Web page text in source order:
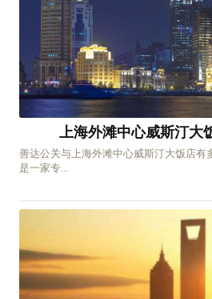
上海外滩中心威斯汀大
善达公关与上海外滩中心威斯汀大饭店有
是一家专...